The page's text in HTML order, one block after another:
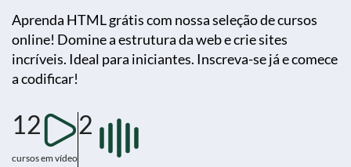
Aprenda HTML grátis com nossa seleção de cursos
online! Domine a estrutura da web e crie sites
incríveis. Ideal para iniciantes. Inscreva-se já e comece
a codificar!
12
cursos em vídeo
2